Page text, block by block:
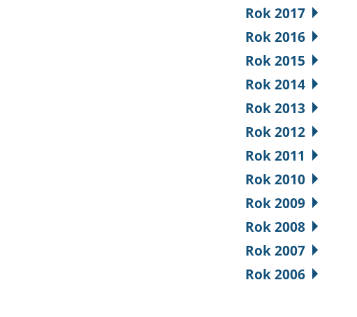
Rok 2017
Rok 2016
Rok 2015
Rok 2014
Rok 2013
Rok 2012
Rok 2011
Rok 2010
Rok 2009
Rok 2008
Rok 2007
Rok 2006